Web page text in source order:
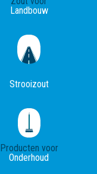
Landbouw
Strooizout
Producten voor
Onderhoud